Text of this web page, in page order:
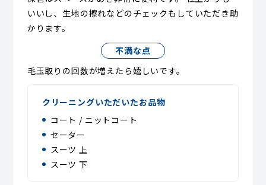
いいし、生地の擦れなどのチェックもしていただき助
かります。
不満な点
毛玉取りの回数が増えたら嬉しいです。
クリーニングいただいたお品物
コート / ニットコート
セーター
スーツ 上
スーツ 下